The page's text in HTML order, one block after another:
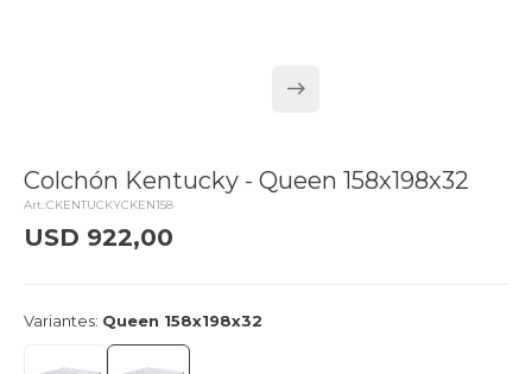
Colchón Kentucky - Queen 158x198x32
CKENTUCKYCKEN158
USD 922,00
Variantes: Queen 158x198x32